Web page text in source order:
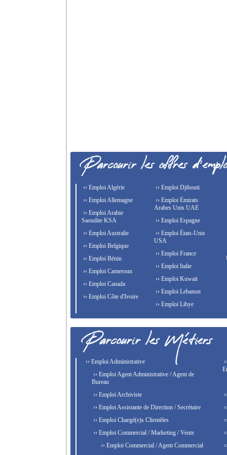
›› Emploi Algérie
›› Emploi Allemagne
›› Emploi Arabie
Saoudite KSA
›› Emploi Australie
›› Emploi Belgique
›› Emploi Bénin
›› Emploi Cameroun
›› Emploi Canada
›› Emploi Côte d'Ivoire
›› Emploi Djibouti
›› Emploi Émirats
Arabes Unis UAE
›› Emploi Espagne
›› Emploi États-Unis
USA
›› Emploi France
›› Emploi Italie
›› Emploi Kuwait
›› Emploi Lebanon
›› Emploi Libye
›› Emploi Administrative
›› Emploi Agent Administrative / Agent de
Bureau
›› Emploi Archiviste
›› Emploi Assistante de Direction / Secrétaire
›› Emploi Chargé(e)s Clientèles
›› Emploi Commercial / Marketing / Vente
›› Emploi Commercial / Agent Commercial